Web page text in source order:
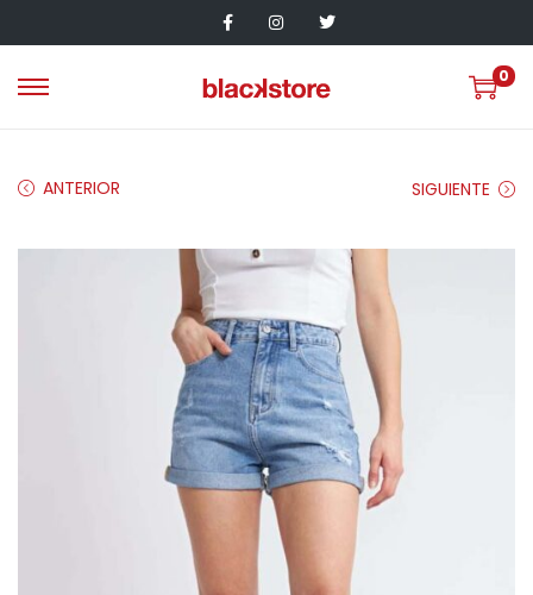
0
ANTERIOR SIGUIENTE